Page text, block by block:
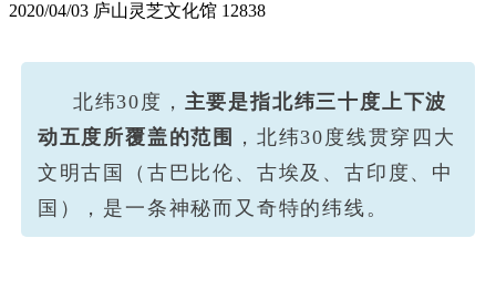
2020/04/03 庐山灵芝文化馆 12838
北纬30度， 主要是指北纬三十度上下波
动五度所覆盖的范围
，北纬30度线贯穿四大
文明古国（古巴比伦、古埃及、古印度、中
国），是一条神秘而又奇特的纬线。